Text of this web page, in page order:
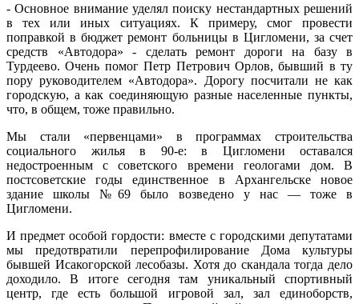
- Основное внимание уделял поиску нестандартных решений
в тех или иных ситуациях. К примеру, смог провести
поправкой в бюджет ремонт больницы в Цигломени, за счет
средств «Автодора» - сделать ремонт дороги на базу в
Турдеево. Очень помог Петр Петрович Орлов, бывший в ту
пору руководителем «Автодора». Дорогу посчитали не как
городскую, а как соединяющую разные населенные пункты,
что, в общем, тоже правильно.
Мы стали «первенцами» в программах строительства
социального жилья в 90-е: в Цигломени оставался
недостроенным с советского времени геологами дом. В
постсоветские годы единственное в Архангельске новое
здание школы №69 было возведено у нас — тоже в
Цигломени.
И предмет особой гордости: вместе с городскими депутатами
мы предотвратили перепрофилирование Дома культуры
бывшей Исакогорской лесобазы. Хотя до скандала тогда дело
доходило. В итоге сегодня там уникальный спортивный
центр, где есть большой игровой зал, зал единоборств,